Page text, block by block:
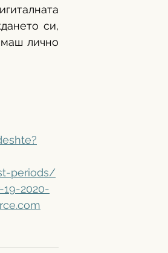
си,
лично
periods/
2020-